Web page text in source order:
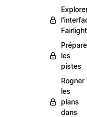
Fairlight
les
pistes
Rogner
les
plans
dans